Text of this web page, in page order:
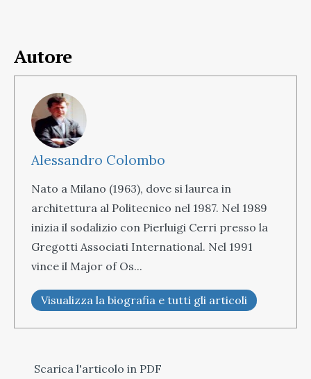
Autore
Alessandro Colombo
Nato a Milano (1963), dove si laurea in
architettura al Politecnico nel 1987. Nel 1989
inizia il sodalizio con Pierluigi Cerri presso la
Gregotti Associati International. Nel 1991
vince il Major of Os...
Visualizza la biografia e tutti gli articoli
Scarica l'articolo in PDF